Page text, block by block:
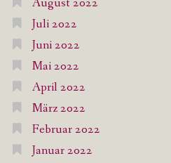
August 2022
Juli 2022
Juni 2022
Mai 2022
April 2022
März 2022
Februar 2022
Januar 2022